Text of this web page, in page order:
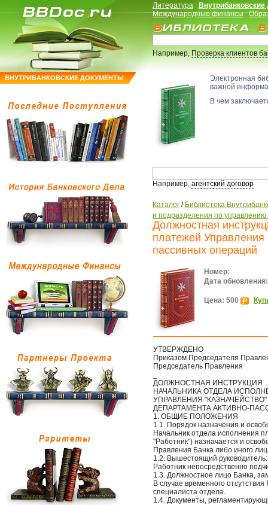
ВНУТРИБАНКОВСКИЕ ДОКУМЕНТЫ
Литература
Международные финансы
Например,Проверка клиентов
Электронная
важной
В чем
Например, агентский договор
Каталог / Библиотека
и подразделения по
Должностная
платежей Управления
пассивных операций
Номер:
Дата обновления:
Цена: 500
УТВЕРЖДЕНО
Приказом Председателя
Председатель Правления
ДОЛЖНОСТНАЯ ИНСТРУКЦИЯ
НАЧАЛЬНИКА ОТДЕЛА
УПРАВЛЕНИЯ "КАЗНАЧЕЙСТВО"
ДЕПАРТАМЕНТА АКТИВНО-
1. ОБЩИЕ ПОЛОЖЕНИЯ
1.1. Порядок назначения и
Начальник отдела исполнения
"Работник") назначается и
Правления Банка либо иного
1.2. Вышестоящий руководитель:
Работник непосредственно
1.3. Должностное лицо Банка,
В случае временного
специалиста отдела.
1.4. Документы,